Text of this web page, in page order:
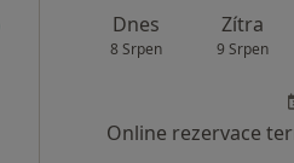
Dnes
8 Srpen
Zítra
9 Srpen
Online rezervace